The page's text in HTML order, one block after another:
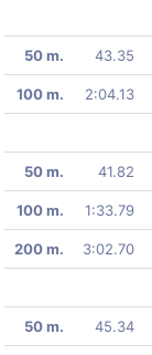
50 m. 43.35
100 m. 2:04.13
50 m. 41.82
100 m. 1:33.79
200 m. 3:02.70
50 m. 45.34